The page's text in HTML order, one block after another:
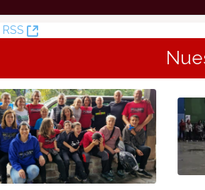
(Ouvre
fenêtre)